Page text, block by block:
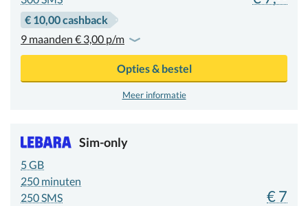
€ 10,00 cashback
9 maanden € 3,00 p/m
Opties & bestel
Meer informatie
Sim-only
5 GB
250 minuten
250 SMS
€ 7